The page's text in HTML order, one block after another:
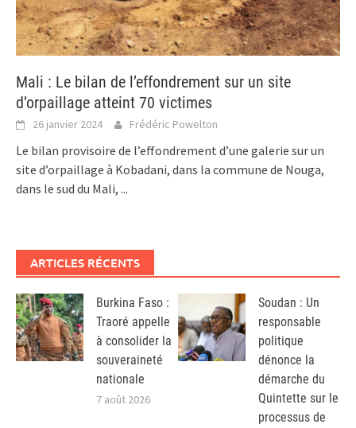
Mali : Le bilan de l’effondrement sur un site
d’orpaillage atteint 70 victimes
26 janvier 2024 Frédéric Powelton
Le bilan provisoire de l’effondrement d’une galerie sur un
site d’orpaillage à Kobadani, dans la commune de Nouga,
dans le sud du Mali, ...
ARTICLES RÉCENTS
Burkina Faso :
Traoré appelle
à consolider la
souveraineté
nationale
7 août 2026
Soudan : Un
responsable
politique
dénonce la
démarche du
Quintette sur le
processus de